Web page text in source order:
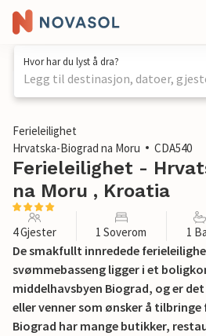
Hvor har du lyst å dra?
Legg til destinasjon, datoer,
1 / 28
Ferieleilighet
Hrvatska-Biograd na Moru
CDA540
Ferieleilighet -
na Moru , Kroatia
4 Gjester 1 Soverom 1
De smakfullt innredede
svømmebasseng ligger i et
middelhavsbyen Biograd, og er
eller venner som ønsker å tilbringe
Biograd har mange butikker,